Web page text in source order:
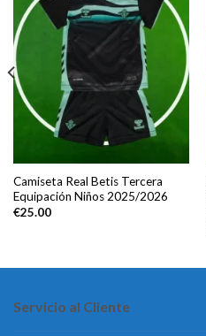
Camiseta Real Betis Tercera
Equipación Niños 2025/2026
€25.00
Servicio al Cliente